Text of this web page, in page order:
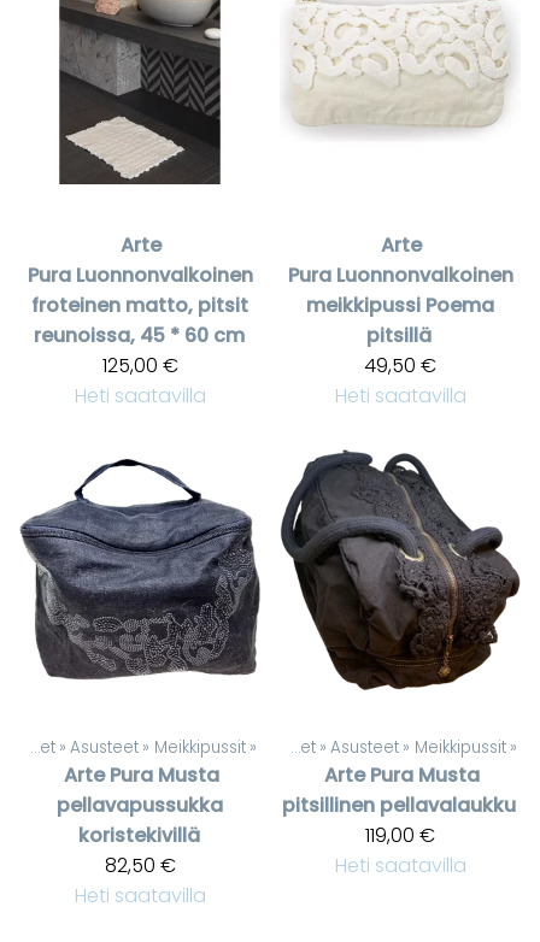
Arte
Pura Luonnonvalkoinen
froteinen matto, pitsit
reunoissa, 45 * 60 cm
125,00 €
Heti saatavilla
Arte
Pura Luonnonvalkoinen
meikkipussi Poema
pitsillä
49,50 €
Heti saatavilla
Tuotteet ‪» Asusteet ‪» Meikkipussit ‪»
Arte Pura Musta
pellavapussukka
koristekivillä
82,50 €
Heti saatavilla
Tuotteet ‪» Asusteet ‪» Meikkipussit ‪»
Arte Pura Musta
pitsillinen pellavalaukku
119,00 €
Heti saatavilla